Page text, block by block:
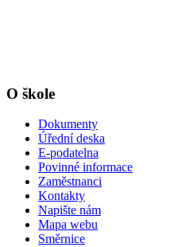
O škole
Dokumenty
Úřední deska
E-podatelna
Povinné informace
Zaměstnanci
Kontakty
Napište nám
Mapa webu
Směrnice